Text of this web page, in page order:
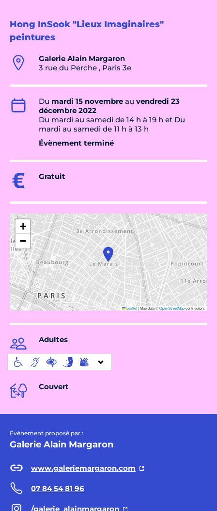
Hong InSook "Lieux Imaginaires"
peintures
Galerie Alain Margaron
3 rue du Perche , Paris 3e
Du mardi 15 novembre au vendredi 23
décembre 2022
Du mardi au samedi de 14 h à 19 h et Du
mardi au samedi de 11 h à 13 h
Évènement terminé
Gratuit
+
−
Leaflet|Map data ©OpenStreetMapcontributors
Adultes
Couvert
Évènement proposé par :
Galerie Alain Margaron
www.galeriemargaron.com
07 84 54 81 96
/galerie_alainmargaron